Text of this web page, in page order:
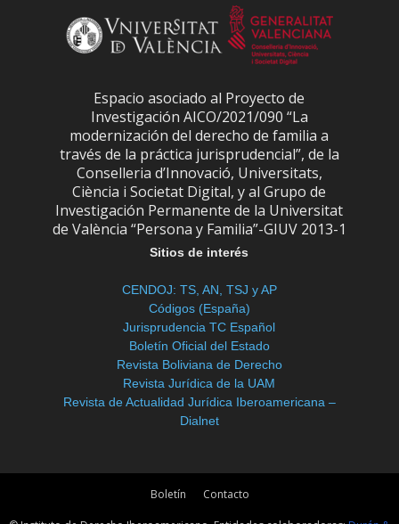
Espacio asociado al Proyecto de
Investigación AICO/2021/090 “La
modernización del derecho de familia a
través de la práctica jurisprudencial”, de la
Conselleria d’Innovació, Universitats,
Ciència i Societat Digital, y al Grupo de
Investigación Permanente de la Universitat
de València “Persona y Familia”-GIUV 2013-1
Sitios de interés
CENDOJ: TS, AN, TSJ y AP
Códigos (España)
Jurisprudencia TC Español
Boletín Oficial del Estado
Revista Boliviana de Derecho
Revista Jurídica de la UAM
Revista de Actualidad Jurídica Iberoamericana –
Dialnet
Boletín Contacto